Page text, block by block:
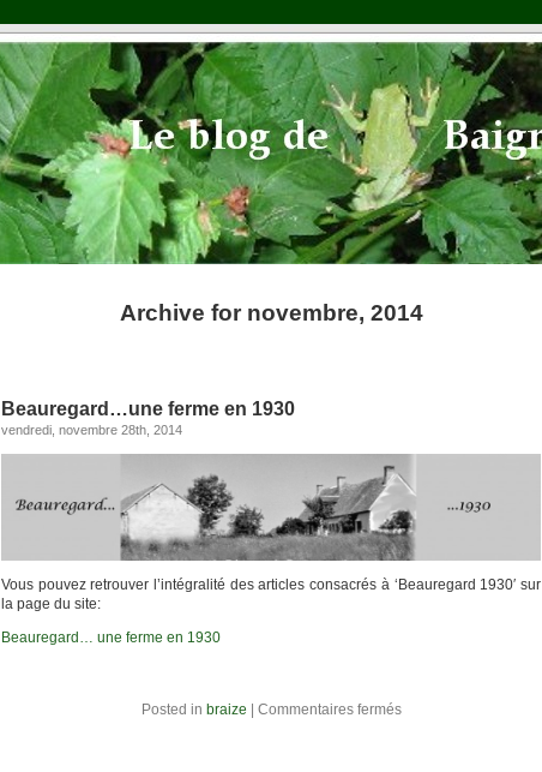
Archive for novembre, 2014
Beauregard…une ferme en 1930
vendredi, novembre 28th, 2014
Vous pouvez retrouver l’intégralité des articles consacrés à ‘Beauregard 1930′ sur
la page du site:
Beauregard… une ferme en 1930
Posted in braize Commentaires fermés